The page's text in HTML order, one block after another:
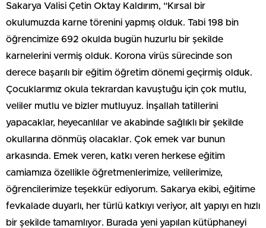
Sakarya Valisi Çetin Oktay Kaldırım, “Kırsal bir
okulumuzda karne törenini yapmış olduk. Tabi 198 bin
öğrencimize 692 okulda bugün huzurlu bir şekilde
karnelerini vermiş olduk. Korona virüs sürecinde son
derece başarılı bir eğitim öğretim dönemi geçirmiş olduk.
Çocuklarımız okula tekrardan kavuştuğu için çok mutlu,
veliler mutlu ve bizler mutluyuz. İnşallah tatillerini
yapacaklar, heyecanlılar ve akabinde sağlıklı bir şekilde
okullarına dönmüş olacaklar. Çok emek var bunun
arkasında. Emek veren, katkı veren herkese eğitim
camiamıza özellikle öğretmenlerimize, velilerimize,
öğrencilerimize teşekkür ediyorum. Sakarya ekibi, eğitime
fevkalade duyarlı, her türlü katkıyı veriyor, alt yapıyı en hızlı
bir şekilde tamamlıyor. Burada yeni yapılan kütüphaneyi